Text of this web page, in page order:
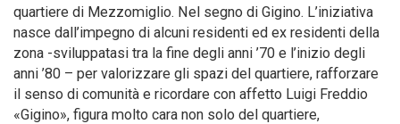
quartiere di Mezzomiglio. Nel segno di Gigino. L’iniziativa
nasce dall’impegno di alcuni residenti ed ex residenti della
zona -sviluppatasi tra la fine degli anni ’70 e l’inizio degli
anni ’80 – per valorizzare gli spazi del quartiere, rafforzare
il senso di comunità e ricordare con affetto Luigi Freddio
«Gigino», figura molto cara non solo del quartiere,